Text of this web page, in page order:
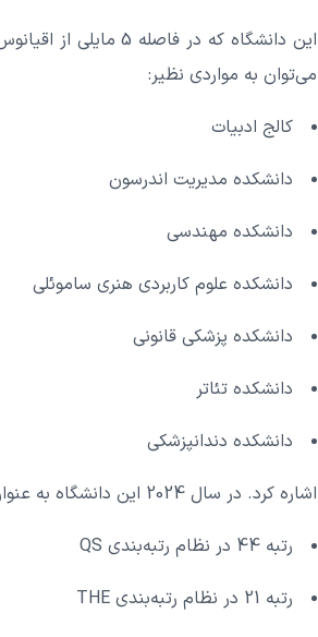
این دانشگاه که در
می‌توان به مواردی نظیر:
کالج ادبیات
دانشکده مدیریت اندرسون
دانشکده مهندسی
دانشکده علوم کاربردی هنری ساموئلی
دانشکده پزشکی قانونی
دانشکده تئاتر
دانشکده دندانپزشکی
اشاره کرد. در سال 2024 این دانشگاه به عنوان بیستمین دانشگاه برتر علمی آمریکا معرفی شد. از دیگر رنک‌های این دانشگاه می‌توان به:
رتبه 44 در نظام رتبه‌بندی QS
رتبه 21 در نظام رتبه‌بندی THE